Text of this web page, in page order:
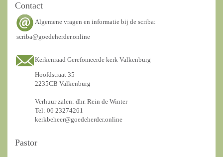
Contact
Algemene vragen en informatie bij de scriba:
scriba@goedeherder.online
Kerkenraad Gerefomeerde kerk Valkenburg
Hoofdstraat 35
2235CB Valkenburg
Verhuur zalen: dhr. Rein de Winter
Tel: 06 23274261
kerkbeheer@goedeherder.online
Pastor